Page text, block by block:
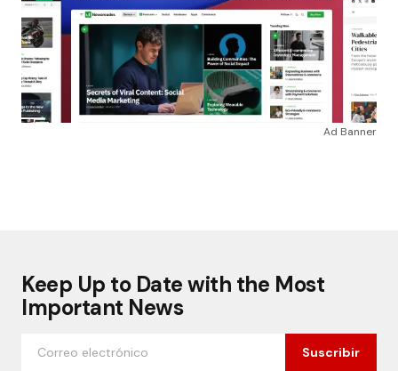
Ad Banner
Keep Up to Date with the Most
Important News
Suscribir